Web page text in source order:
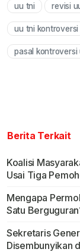
uu tni revisi
uu tni kontroversi
pasal kontroversi
Berita Terkait
Koalisi
Usai Tiga
Mengapa
Satu
Sekretaris
Disembunyikan